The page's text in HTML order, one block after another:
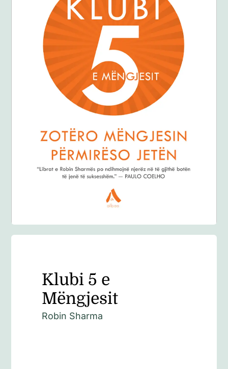
Anglisht
Ditarë
Evente
Blog
Klubi 5 e
Mëngjesit
Robin Sharma